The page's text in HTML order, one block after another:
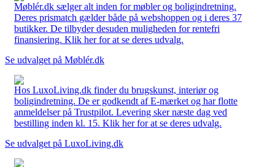
Møblér.dk sælger alt inden for møbler og boligindretning.
Deres prismatch gælder både på webshoppen og i deres 37
butikker. De tilbyder desuden muligheden for rentefri
finansiering. Klik her for at se deres udvalg.
Se udvalget på Møblér.dk
Hos LuxoLiving.dk finder du brugskunst, interiør og
boligindretning. De er godkendt af E-mærket og har flotte
anmeldelser på Trustpilot. Levering sker næste dag ved
bestilling inden kl. 15. Klik her for at se deres udvalg.
Se udvalget på LuxoLiving.dk